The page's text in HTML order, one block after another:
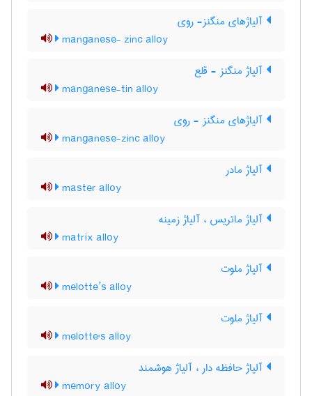
آلیاژهای منگنز- روی
manganese- zinc alloy
آلیاژ منگنز - قلع
manganese-tin alloy
آلیاژهای منگنز - روی
manganese-zinc alloy
آلیاژ مادر
master alloy
آلیاژ ماتریس ، آلیاژ زمینه
matrix alloy
آلیاژ ملوت
melotte’s alloy
آلیاژ ملوت
melotte's alloy
آلیاژ حافظه دار ، آلیاژ هوشمند
memory alloy